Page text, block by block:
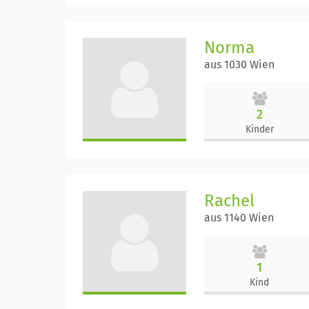
Norma
aus 1030 Wien
2
Kinder
Rachel
aus 1140 Wien
1
Kind